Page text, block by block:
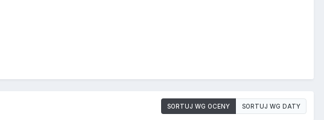
SORTUJ WG OCENY SORTUJ WG DATY